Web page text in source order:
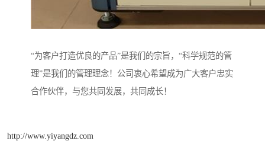
“为客户打造优良的产品”是我们的宗旨，“科学规范的管
理”是我们的管理理念！公司衷心希望成为广大客户忠实
合作伙伴，与您共同发展，共同成长！
http://www.yiyangdz.com